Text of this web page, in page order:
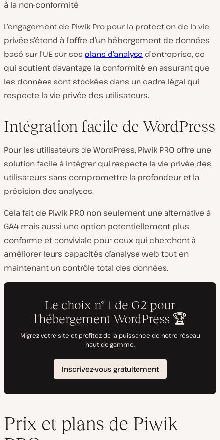
à la non-conformité
L’engagement de Piwik Pro pour la protection de la vie
privée s’étend à l’offre d’un hébergement de données
basé sur l’UE sur ses plans d’analyse d’entreprise, ce
qui soutient davantage la conformité en assurant que
les données sont stockées dans un cadre légal qui
respecte la vie privée des utilisateurs.
Intégration facile de WordPress
Pour les utilisateurs de WordPress, Piwik PRO offre une
solution facile à intégrer qui respecte la vie privée des
utilisateurs sans compromettre la profondeur et la
précision des analyses.
Cela fait de Piwik PRO non seulement une alternative à
GA4 mais aussi une option potentiellement plus
conforme et conviviale pour ceux qui cherchent à
améliorer leurs capacités d’analyse web tout en
maintenant un contrôle total des données.
Prix et plans de Piwik